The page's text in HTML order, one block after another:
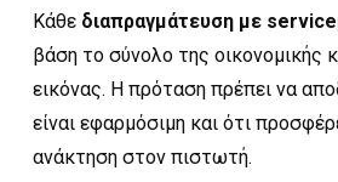
Κάθε διαπραγμάτευση με
βάση το σύνολο της οικονομικής
εικόνας. Η πρόταση πρέπει να
είναι εφαρμόσιμη και ότι
ανάκτηση στον πιστωτή.